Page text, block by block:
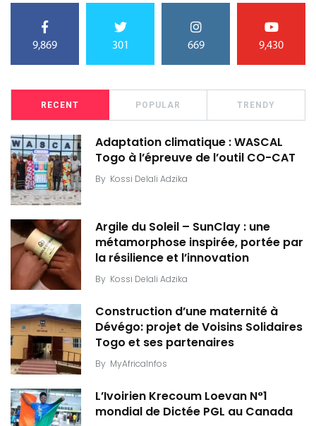
9,869 301 669 9,430
RECENT POPULAR TRENDY
Adaptation climatique : WASCAL
Togo à l’épreuve de l’outil CO-CAT
By Kossi Delali Adzika
Argile du Soleil – SunClay : une
métamorphose inspirée, portée par
la résilience et l’innovation
By Kossi Delali Adzika
Construction d’une maternité à
Dévégo: projet de Voisins Solidaires
Togo et ses partenaires
By MyAfricaInfos
L’Ivoirien Krecoum Loevan N°1
mondial de Dictée PGL au Canada